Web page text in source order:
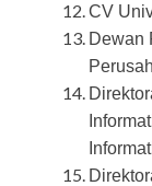
CV
Dewan